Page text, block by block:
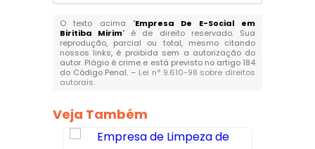
O texto acima "Empresa De E-Social em
Biritiba Mirim" é de direito reservado. Sua
reprodução, parcial ou total, mesmo citando
nossos links, é proibida sem a autorização do
autor. Plágio é crime e está previsto no artigo 184
do Código Penal. – Lei n° 9.610-98 sobre direitos
autorais.
Veja Também